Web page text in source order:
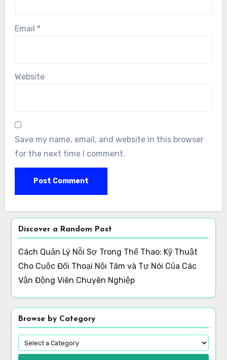
Email *
Website
Save my name, email, and website in this browser
for the next time I comment.
Discover a Random Post
Cách Quản Lý Nỗi Sợ Trong Thể Thao: Kỹ Thuật
Cho Cuộc Đối Thoại Nội Tâm và Tự Nói Của Các
Vận Động Viên Chuyên Nghiệp
Browse by Category